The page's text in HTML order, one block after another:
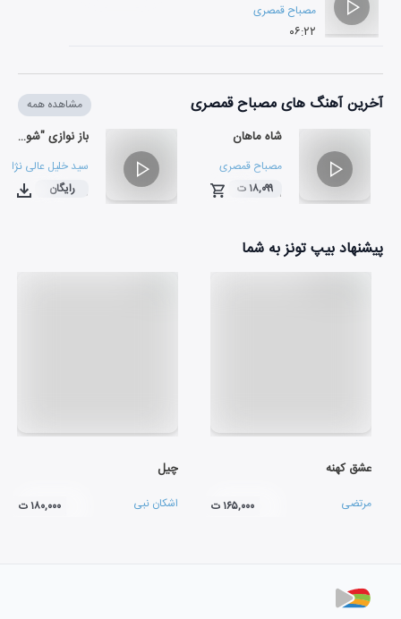
مصباح قمصری
۰۶:۲۲
آخرین آهنگ های مصباح قمصری مشاهده همه
شاه ماهان
مصباح قمصری
۰۴:۱۱
۱۸,۰۹۹ ت
باز نوازی "شوق وصل"
سید خلیل عالی نژاد
۰۳:۰۰رایگان
پیشنهاد بیپ تونز به شما
عشق کهنه
مرتضی ۱۶۵,۰۰۰ ت
چیل
اشکان نبی ۱۸۰,۰۰۰ ت